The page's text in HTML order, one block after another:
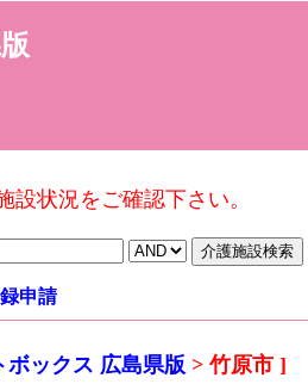
設状況をご確認下さい。
申請
ボックス 広島県版 > 竹原市 ]